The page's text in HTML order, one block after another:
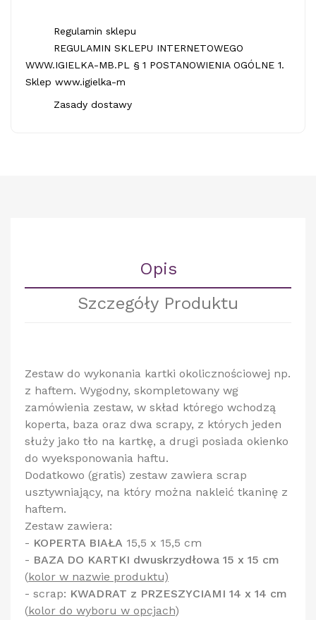
Regulamin sklepu
REGULAMIN SKLEPU INTERNETOWEGO
WWW.IGIELKA-MB.PL § 1 POSTANOWIENIA OGÓLNE 1.
Sklep www.igielka-m
Zasady dostawy
Opis
Szczegóły Produktu
Zestaw do wykonania kartki okolicznościowej np.
z haftem. Wygodny, skompletowany wg
zamówienia zestaw, w skład którego wchodzą
koperta, baza oraz dwa scrapy, z których jeden
służy jako tło na kartkę, a drugi posiada okienko
do wyeksponowania haftu.
Dodatkowo (gratis) zestaw zawiera scrap
usztywniający, na który można nakleić tkaninę z
haftem.
Zestaw zawiera:
- KOPERTA BIAŁA 15,5 x 15,5 cm
- BAZA DO KARTKI dwuskrzydłowa 15 x 15 cm
(kolor w nazwie produktu)
- scrap: KWADRAT z PRZESZYCIAMI 14 x 14 cm
(kolor do wyboru w opcjach)